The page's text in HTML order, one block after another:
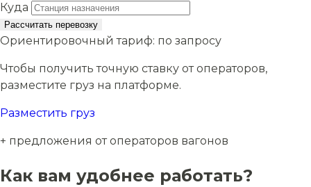
Куда
Рассчитать перевозку
Ориентировочный тариф: по запросу
Чтобы получить точную ставку от операторов,
разместите груз на платформе.
Разместить груз
+ предложения от операторов вагонов
Как вам удобнее работать?